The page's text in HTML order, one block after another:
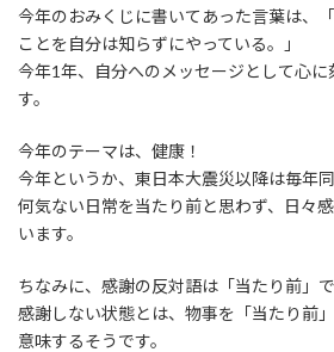
今年のおみくじに書いてあった言葉は、
ことを自分は知らずにやっている。」
今年1年、自分へのメッセージとして心に
す。
今年のテーマは、健康！
今年というか、東日本大震災以降は毎年同
何気ない日常を当たり前と思わず、日々
います。
ちなみに、感謝の反対語は「当たり前」で
感謝しない状態とは、物事を「当たり前
意味するそうです。